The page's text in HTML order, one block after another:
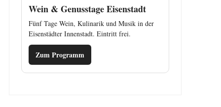
Wein & Genusstage Eisenstadt
Fünf Tage Wein, Kulinarik und Musik in der
Eisenstädter Innenstadt. Eintritt frei.
Zum Programm